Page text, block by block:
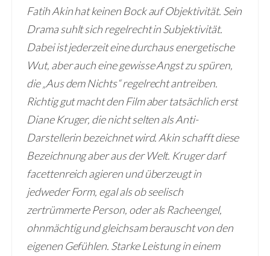
Fatih Akin hat keinen Bock auf Objektivität. Sein
Drama suhlt sich regelrecht in Subjektivität.
Dabei ist jederzeit eine durchaus energetische
Wut, aber auch eine gewisse Angst zu spüren,
die „Aus dem Nichts“ regelrecht antreiben.
Richtig gut macht den Film aber tatsächlich erst
Diane Kruger, die nicht selten als Anti-
Darstellerin bezeichnet wird. Akin schafft diese
Bezeichnung aber aus der Welt. Kruger darf
facettenreich agieren und überzeugt in
jedweder Form, egal als ob seelisch
zertrümmerte Person, oder als Racheengel,
ohnmächtig und gleichsam berauscht von den
eigenen Gefühlen. Starke Leistung in einem